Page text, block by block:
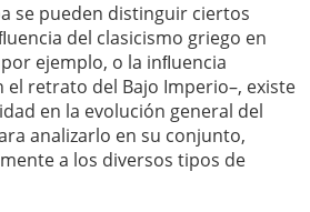
se pueden distinguir ciertos
del clasicismo griego en
ejemplo, o la inﬂuencia
el retrato del Bajo Imperio–, existe
en la evolución general del
analizarlo en su conjunto,
a los diversos tipos de